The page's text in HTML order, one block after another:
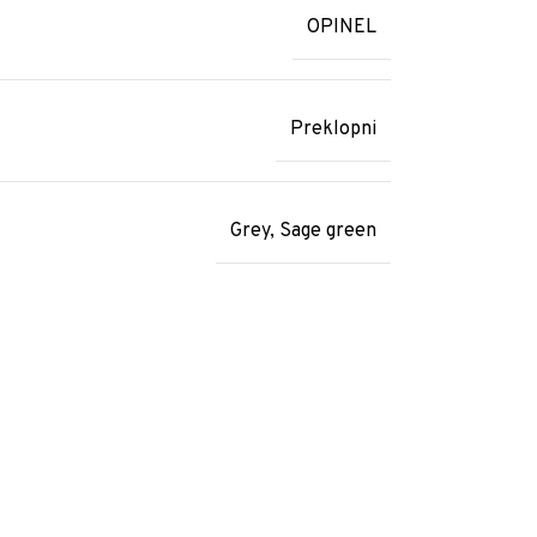
OPINEL
Preklopni
Grey, Sage green